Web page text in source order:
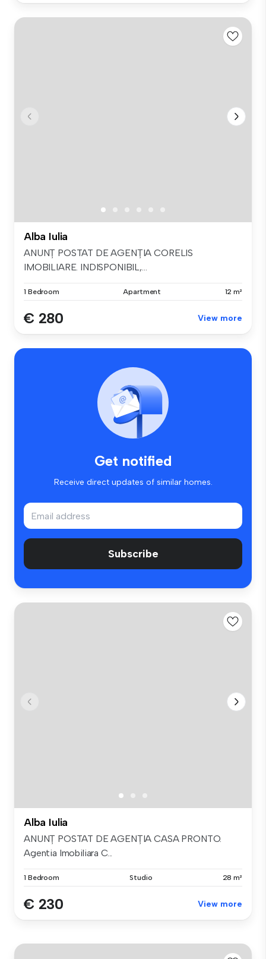
Alba Iulia
ANUNȚ POSTAT DE AGENȚIA CORELIS
IMOBILIARE. INDISPONIBIL,...
1 Bedroom Apartment 12 m²
€ 280 View more
Get notified
Receive direct updates of similar homes.
Subscribe
Alba Iulia
ANUNȚ POSTAT DE AGENȚIA CASA PRONTO.
Agentia Imobiliara C...
1 Bedroom Studio 28 m²
€ 230 View more